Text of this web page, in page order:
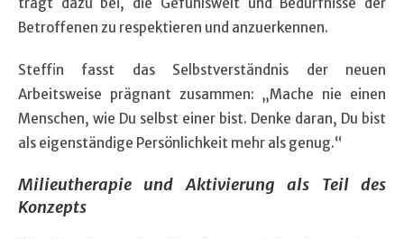
Betroffenen zu respektieren und anzuerkennen.
Steffin fasst das Selbstverständnis der neuen
Arbeitsweise prägnant zusammen: „Mache nie einen
Menschen, wie Du selbst einer bist. Denke daran, Du bist
als eigenständige Persönlichkeit mehr als genug.“
Milieutherapie und Aktivierung als Teil des
Konzepts